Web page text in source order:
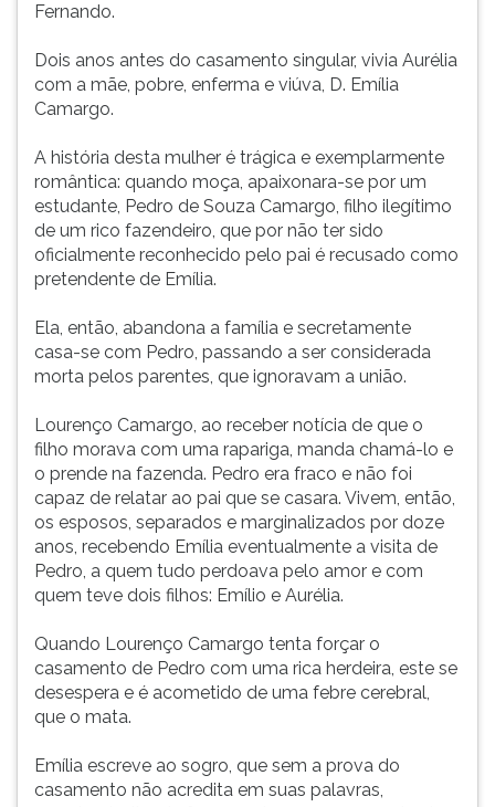
Fernando.
Dois anos antes do casamento singular, vivia Aurélia
com a mãe, pobre, enferma e viúva, D. Emília
Camargo.
A história desta mulher é trágica e exemplarmente
romântica: quando moça, apaixonara-se por um
estudante, Pedro de Souza Camargo, filho ilegítimo
de um rico fazendeiro, que por não ter sido
oficialmente reconhecido pelo pai é recusado como
pretendente de Emília.
Ela, então, abandona a família e secretamente
casa-se com Pedro, passando a ser considerada
morta pelos parentes, que ignoravam a união.
Lourenço Camargo, ao receber notícia de que o
filho morava com uma rapariga, manda chamá-lo e
o prende na fazenda. Pedro era fraco e não foi
capaz de relatar ao pai que se casara. Vivem, então,
os esposos, separados e marginalizados por doze
anos, recebendo Emília eventualmente a visita de
Pedro, a quem tudo perdoava pelo amor e com
quem teve dois filhos: Emílio e Aurélia.
Quando Lourenço Camargo tenta forçar o
casamento de Pedro com uma rica herdeira, este se
desespera e é acometido de uma febre cerebral,
que o mata.
Emília escreve ao sogro, que sem a prova do
casamento não acredita em suas palavras,